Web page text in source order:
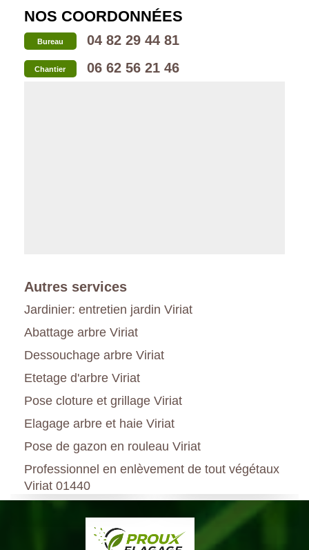
NOS COORDONNÉES
Bureau 04 82 29 44 81
Chantier 06 62 56 21 46
Autres services
Jardinier: entretien jardin Viriat
Abattage arbre Viriat
Dessouchage arbre Viriat
Etetage d'arbre Viriat
Pose cloture et grillage Viriat
Elagage arbre et haie Viriat
Pose de gazon en rouleau Viriat
Professionnel en enlèvement de tout végétaux
Viriat 01440